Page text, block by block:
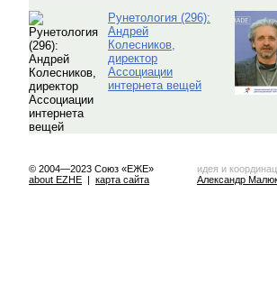
Рунетология (296):
Андрей
Колесников,
директор
Ассоциации
интернета вещей
© 2004—2023 Союз «ЕЖЕ»
about EZHE | карта сайта
идея и
Александр